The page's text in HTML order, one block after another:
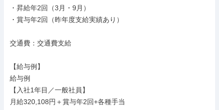
・昇給年2回（3月・9月）
・賞与年2回（昨年度支給実績あり）
交通費：交通費支給
【給与例】
給与例
【入社1年目／一般社員】
月給320,108円＋賞与年2回+各種手当